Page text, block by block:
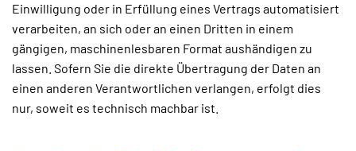
Einwilligung oder in Erfüllung eines Vertrags automatisiert
verarbeiten, an sich oder an einen Dritten in einem
gängigen, maschinenlesbaren Format aushändigen zu
lassen. Sofern Sie die direkte Übertragung der Daten an
einen anderen Verantwortlichen verlangen, erfolgt dies
nur, soweit es technisch machbar ist.